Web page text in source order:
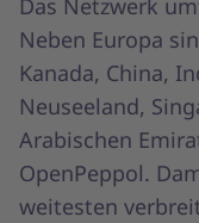
Neben Europa
Kanada, China,
Neuseeland,
Arabischen
OpenPeppol.
weitesten